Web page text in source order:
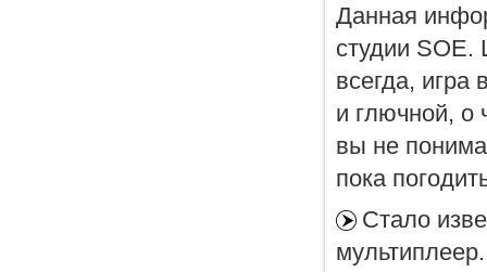
Данная
студии SOE.
всегда, игра
и глючной, о
вы не
пока
Стало